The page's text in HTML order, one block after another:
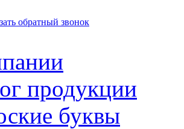
обратный звонок
продукции
буквы